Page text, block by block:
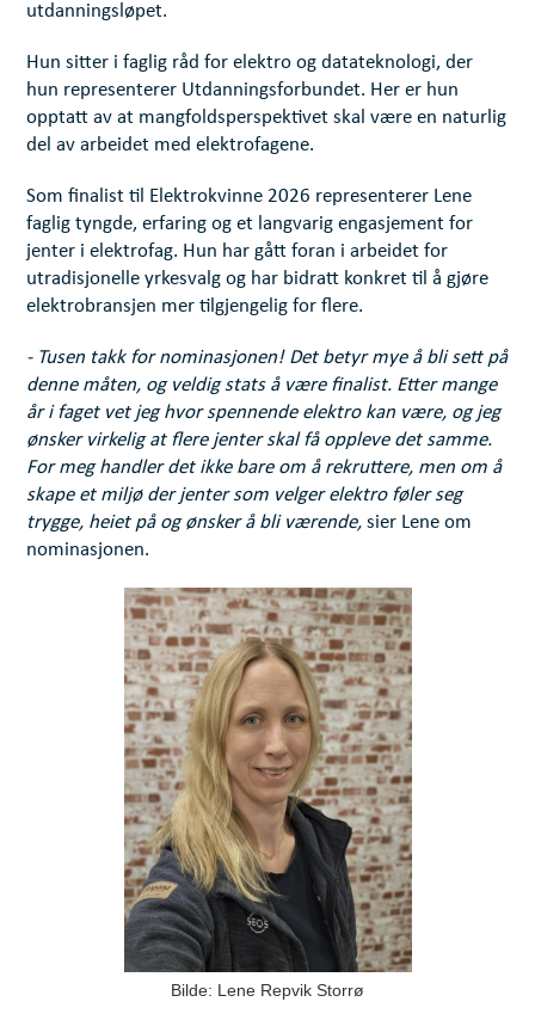
utdanningsløpet.
Hun sitter i faglig råd for elektro og datateknologi, der
hun representerer Utdanningsforbundet. Her er hun
opptatt av at mangfoldsperspektivet skal være en naturlig
del av arbeidet med elektrofagene.
Som finalist til Elektrokvinne 2026 representerer Lene
faglig tyngde, erfaring og et langvarig engasjement for
jenter i elektrofag. Hun har gått foran i arbeidet for
utradisjonelle yrkesvalg og har bidratt konkret til å gjøre
elektrobransjen mer tilgjengelig for flere.
- Tusen takk for nominasjonen! Det betyr mye å bli sett på
denne måten, og veldig stats å være finalist. Etter mange
år i faget vet jeg hvor spennende elektro kan være, og jeg
ønsker virkelig at flere jenter skal få oppleve det samme.
For meg handler det ikke bare om å rekruttere, men om å
skape et miljø der jenter som velger elektro føler seg
trygge, heiet på og ønsker å bli værende,sier Lene om
nominasjonen.
Bilde: Lene Repvik Storrø